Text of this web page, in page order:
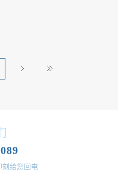
刻给您回电